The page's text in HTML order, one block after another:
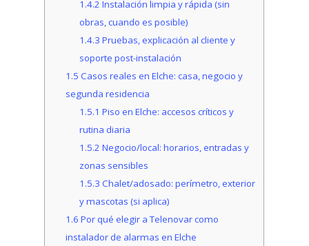
1.4.2 Instalación limpia y rápida (sin
obras, cuando es posible)
1.4.3 Pruebas, explicación al cliente y
soporte post-instalación
1.5 Casos reales en Elche: casa, negocio y
segunda residencia
1.5.1 Piso en Elche: accesos críticos y
rutina diaria
1.5.2 Negocio/local: horarios, entradas y
zonas sensibles
1.5.3 Chalet/adosado: perímetro, exterior
y mascotas (si aplica)
1.6 Por qué elegir a Telenovar como
instalador de alarmas en Elche